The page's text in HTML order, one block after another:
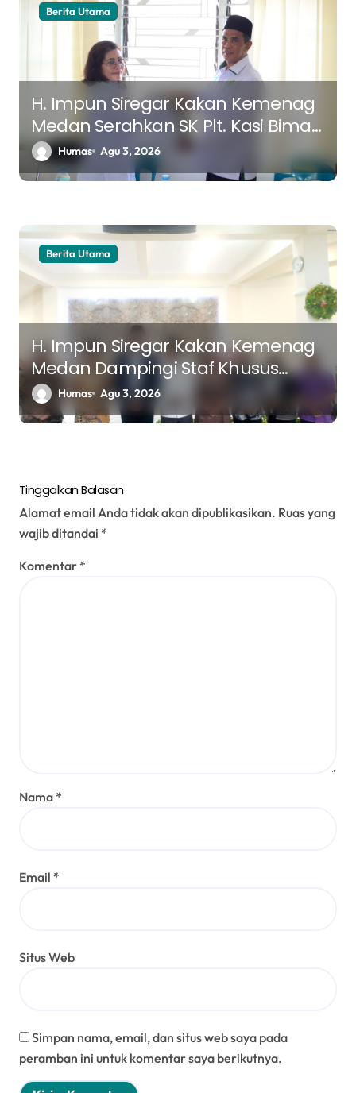
Berita Utama
H. Impun Siregar Kakan Kemenag
Medan Serahkan SK Plt. Kasi Bimas
Kristen, Tekankan Keberlanjutan
Program dan Sinergi Pelayanan
Humas Agu 3, 2026
Berita Utama
H. Impun Siregar Kakan Kemenag
Medan Dampingi Staf Khusus
Menteri Agama Kunjungi Chapel
Oikumene USU dan Gereja GPT
Humas Agu 3, 2026
Tinggalkan Balasan
Alamat email Anda tidak akan dipublikasikan. Ruas yang
wajib ditandai *
Komentar *
Nama *
Email *
Situs Web
Simpan nama, email, dan situs web saya pada
peramban ini untuk komentar saya berikutnya.